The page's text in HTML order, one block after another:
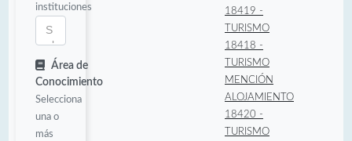
instituciones
Área de
Conocimiento
Selecciona
una o
más
18419 -
TURISMO
18418 -
TURISMO
MENCIÓN
ALOJAMIENTO
18420 -
TURISMO